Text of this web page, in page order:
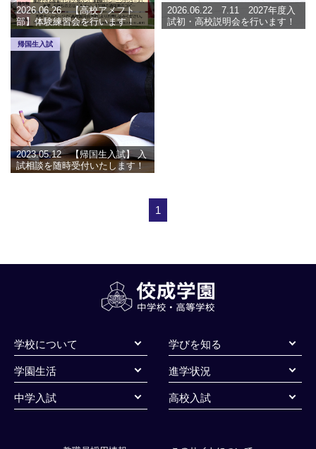
2026.06.26 【高校アメフト
部】体験練習会を行います！
2026.06.22 7.11 2027年度入
試初・高校説明会を行います！
帰国生入試
2023.05.12 【帰国生入試】 入
試相談を随時受付いたします！
1
学校について 学びを知る
学園生活 進学状況
中学入試 高校入試